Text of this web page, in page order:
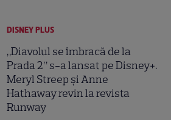
DISNEY PLUS
„Diavolul se îmbracă de la
Prada 2” s-a lansat pe Disney+.
Meryl Streep și Anne
Hathaway revin la revista
Runway